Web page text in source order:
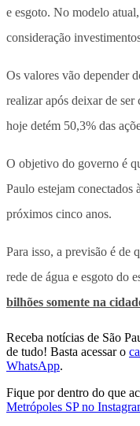
e esgoto. No modelo
consideração
Os valores vão depender
realizar após deixar de
hoje detém 50,3% das
O objetivo do governo é
Paulo estejam conectados
próximos cinco anos.
Para isso, a previsão é de
rede de água e esgoto do
bilhões somente na
Receba notícias de São
de tudo! Basta acessar o
WhatsApp.
Fique por dentro do que
Metrópoles SP no